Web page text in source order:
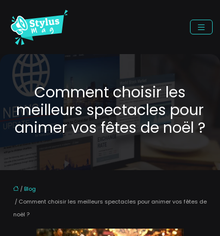
Comment choisir les
meilleurs spectacles pour
animer vos fêtes de noël ?
/ Blog
/ Comment choisir les meilleurs spectacles pour animer vos fêtes de
noël ?